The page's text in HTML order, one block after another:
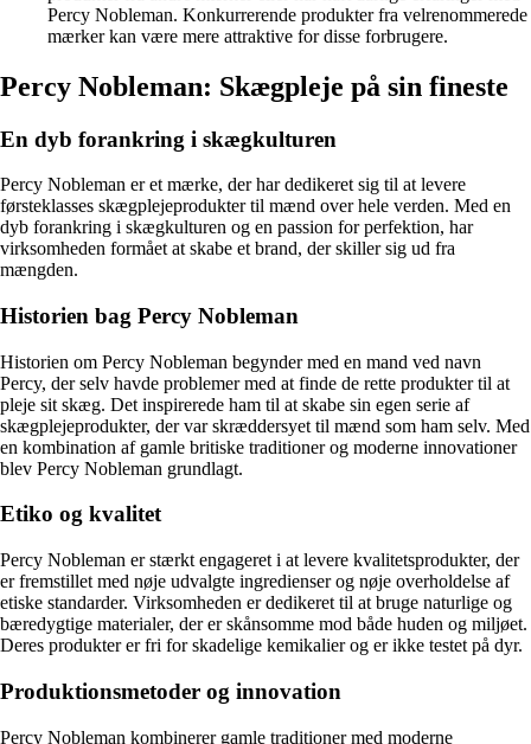
Percy Nobleman. Konkurrerende produkter fra velrenommerede
mærker kan være mere attraktive for disse forbrugere.
Percy Nobleman: Skægpleje på sin fineste
En dyb forankring i skægkulturen
Percy Nobleman er et mærke, der har dedikeret sig til at levere
førsteklasses skægplejeprodukter til mænd over hele verden. Med en
dyb forankring i skægkulturen og en passion for perfektion, har
virksomheden formået at skabe et brand, der skiller sig ud fra
mængden.
Historien bag Percy Nobleman
Historien om Percy Nobleman begynder med en mand ved navn
Percy, der selv havde problemer med at finde de rette produkter til at
pleje sit skæg. Det inspirerede ham til at skabe sin egen serie af
skægplejeprodukter, der var skræddersyet til mænd som ham selv. Med
en kombination af gamle britiske traditioner og moderne innovationer
blev Percy Nobleman grundlagt.
Etiko og kvalitet
Percy Nobleman er stærkt engageret i at levere kvalitetsprodukter, der
er fremstillet med nøje udvalgte ingredienser og nøje overholdelse af
etiske standarder. Virksomheden er dedikeret til at bruge naturlige og
bæredygtige materialer, der er skånsomme mod både huden og miljøet.
Deres produkter er fri for skadelige kemikalier og er ikke testet på dyr.
Produktionsmetoder og innovation
Percy Nobleman kombinerer gamle traditioner med moderne